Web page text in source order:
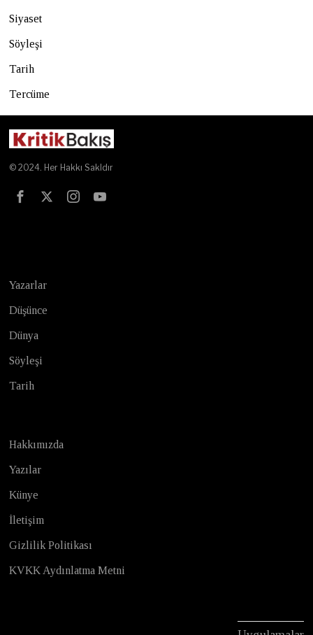
Siyaset
Söyleşi
Tarih
Tercüme
© 2024. Her Hakkı Sakldır
Yazarlar
Düşünce
Dünya
Söyleşi
Tarih
Hakkımızda
Yazılar
Künye
İletişim
Gizlilik Politikası
KVKK Aydınlatma Metni